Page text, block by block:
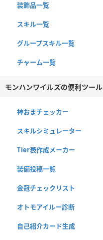
装飾品一覧
スキル一覧
グループスキル一覧
チャーム一覧
モンハンワイルズの便利ツール
神おまチェッカー
スキルシミュレーター
Tier表作成メーカー
装備投稿一覧
金冠チェックリスト
オトモアイルー診断
自己紹介カード生成